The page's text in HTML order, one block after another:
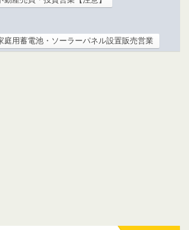
庭用蓄電池・ソーラーパネル設置販売営業